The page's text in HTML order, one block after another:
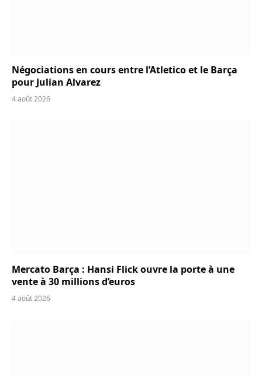
Négociations en cours entre l’Atletico et le Barça
pour Julian Alvarez
4 août 2026
Mercato Barça : Hansi Flick ouvre la porte à une
vente à 30 millions d’euros
4 août 2026